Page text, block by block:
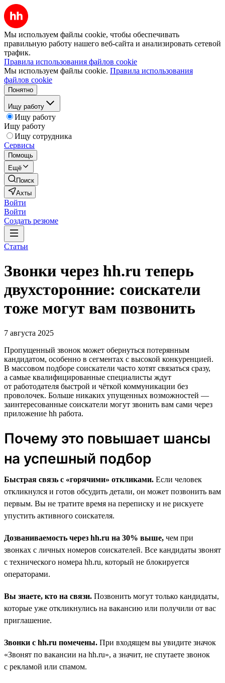
Мы используем файлы cookie, чтобы обеспечивать
правильную работу нашего веб-сайта и анализировать сетевой
трафик.
Правила использования файлов cookie
Мы используем файлы cookie. Правила использования
файлов cookie
Понятно
Ищу работу
Ищу работу
Ищу работу
Ищу сотрудника
Сервисы
Помощь
Ещё
Поиск
Ахты
Войти
Войти
Создать резюме
Статьи
Звонки через hh.ru теперь
двухсторонние: соискатели
тоже могут вам позвонить
7 августа 2025
Пропущенный звонок может обернуться потерянным
кандидатом, особенно в сегментах с высокой конкуренцией.
В массовом подборе соискатели часто хотят связаться сразу,
а самые квалифицированные специалисты ждут
от работодателя быстрой и чёткой коммуникации без
проволочек. Больше никаких упущенных возможностей —
заинтересованные соискатели могут звонить вам сами через
приложение hh работа.
Почему это повышает шансы
на успешный подбор
Быстрая связь с «горячими» откликами. Если человек
откликнулся и готов обсудить детали, он может позвонить вам
первым. Вы не тратите время на переписку и не рискуете
упустить активного соискателя.
Дозваниваемость через hh.ru на 30% выше, чем при
звонках с личных номеров соискателей. Все кандидаты звонят
с технического номера hh.ru, который не блокируется
операторами.
Вы знаете, кто на связи. Позвонить могут только кандидаты,
которые уже откликнулись на вакансию или получили от вас
приглашение.
Звонки с hh.ru помечены. При входящем вы увидите значок
«Звонят по вакансии на hh.ru», а значит, не спутаете звонок
с рекламой или спамом.